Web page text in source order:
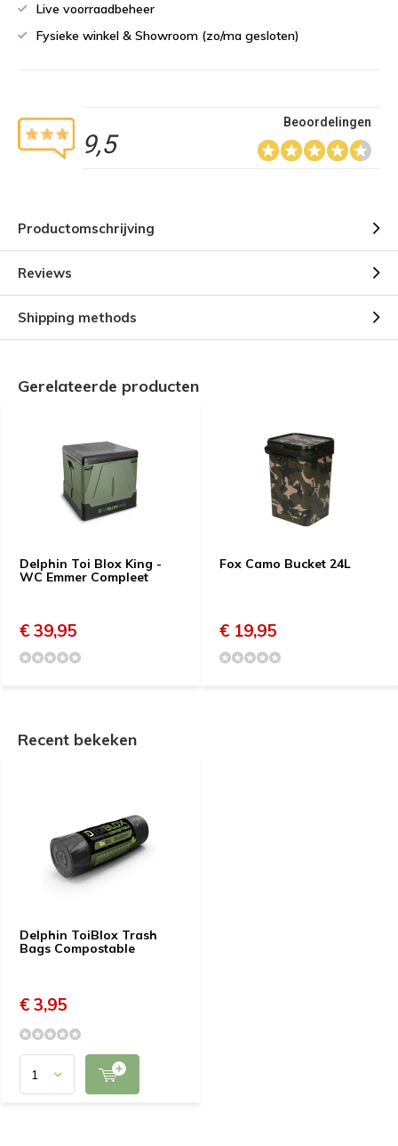
Live voorraadbeheer
Fysieke winkel & Showroom (zo/ma gesloten)
9,5
Beoordelingen
Productomschrijving
Reviews
Shipping methods
Gerelateerde producten
Delphin Toi Blox King -
WC Emmer Compleet
€ 39,95
Fox Camo Bucket 24L
€ 19,95
Recent bekeken
Delphin ToiBlox Trash
Bags Compostable
€ 3,95